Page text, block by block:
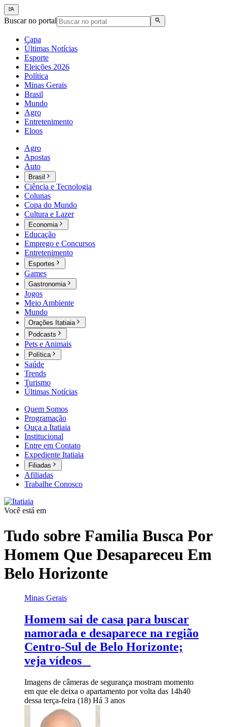
Buscar no portal
Capa
Últimas Notícias
Esporte
Eleições 2026
Política
Minas Gerais
Brasil
Mundo
Agro
Entretenimento
Eloos
Agro
Apostas
Auto
Brasil
Ciência e Tecnologia
Colunas
Copa do Mundo
Cultura e Lazer
Economia
Educação
Emprego e Concursos
Entretenimento
Esportes
Games
Gastronomia
Jogos
Meio Ambiente
Mundo
Orações Itatiaia
Podcasts
Pets e Animais
Política
Saúde
Trends
Turismo
Últimas Notícias
Quem Somos
Programação
Ouça a Itatiaia
Institucional
Entre em Contato
Expediente Itatiaia
Filiadas
Afiliadas
Trabalhe Conosco
Você está em
Tudo sobre Familia Busca Por
Homem Que Desapareceu Em
Belo Horizonte
Minas Gerais
Homem sai de casa para buscar
namorada e desaparece na região
Centro-Sul de Belo Horizonte;
veja vídeos
Imagens de câmeras de segurança mostram momento
em que ele deixa o apartamento por volta das 14h40
dessa terça-feira (18) Há 3 anos